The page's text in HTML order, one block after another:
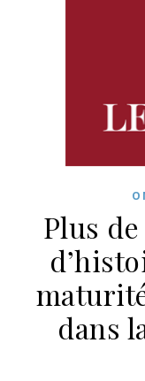
Plus
dans